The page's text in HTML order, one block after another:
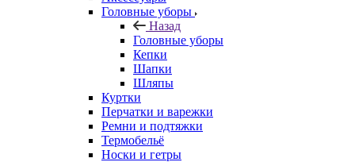
Головные уборы
Назад
Головные уборы
Кепки
Шапки
Шляпы
Куртки
Перчатки и варежки
Ремни и подтяжки
Термобельё
Носки и гетры